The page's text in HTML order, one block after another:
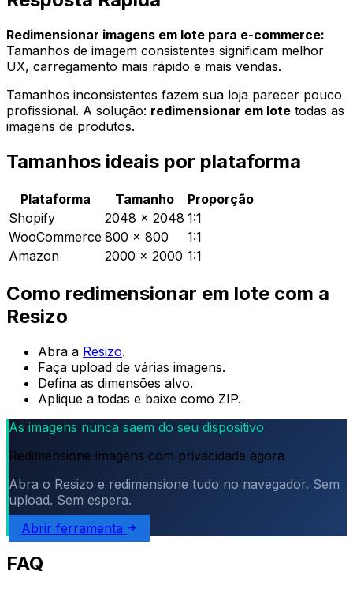
Redimensionar imagens em lote para e-commerce:
Tamanhos de imagem consistentes significam melhor
UX, carregamento mais rápido e mais vendas.
Tamanhos inconsistentes fazem sua loja parecer pouco
profissional. A solução: redimensionar em lote todas as
imagens de produtos.
Tamanhos ideais por plataforma
Plataforma Tamanho
Proporção
Shopify
2048 × 2048 1:1
WooCommerce 800 × 800
1:1
Amazon
2000 × 2000 1:1
Como redimensionar em lote com a
Resizo
Abra a Resizo.
Faça upload de várias imagens.
Defina as dimensões alvo.
Aplique a todas e baixe como ZIP.
As imagens nunca saem do seu dispositivo
Redimensione imagens com privacidade agora
Abra o Resizo e redimensione tudo no navegador. Sem
upload. Sem espera.
Abrir ferramenta
FAQ